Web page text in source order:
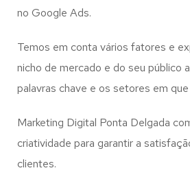
no Google Ads.
Temos em conta vários fatores e
nicho de mercado e do seu público
palavras chave e os setores em
Marketing Digital Ponta Delgada
criatividade para garantir a
clientes.